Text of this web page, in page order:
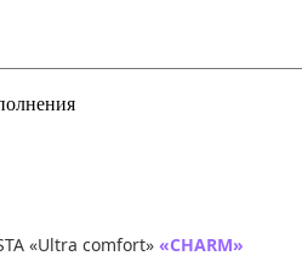
«Ultra comfort» «CHARM»